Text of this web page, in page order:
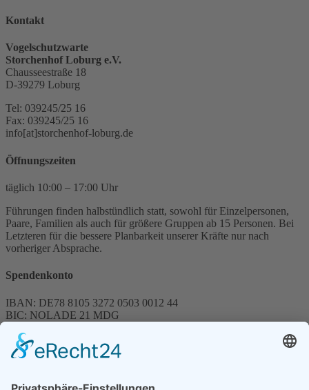
Kontakt
Vogelschutzwarte
Storchenhof Loburg e.V.
Chausseestraße 18
D-39279 Loburg
Tel: 039245/25 16
Fax: 039245/25 16
info[at]storchenhof-loburg.de
Öffnungszeiten
täglich 10:00 – 17:00 Uhr
Führungen finden halbstündlich statt, sowohl für Einzelpersonen,
Paare, Familien als auch für größere Gruppen ab 15 Personen. Bei
Letzteren für die bessere Planbarkeit unserer Kräfte nur nach
vorheriger Absprache.
Spendenkonto
IBAN: DE78 8105 3272 0503 0012 44
BIC: NOLADE 21 MDG
Spenden können steuerlich abgesetzt werden